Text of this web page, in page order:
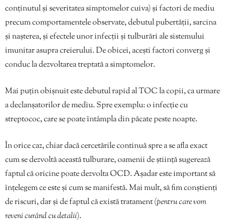
conținutul și severitatea simptomelor cuiva) și factori de mediu
precum comportamentele observate, debutul pubertății, sarcina
și nașterea, și efectele unor infecții și tulburări ale sistemului
imunitar asupra creierului. De obicei, acești factori converg și
conduc la dezvoltarea treptată a simptomelor.
Mai puțin obișnuit este debutul rapid al TOC la copii, ca urmare
a declanșatorilor de mediu. Spre exemplu: o infecție cu
streptococ, care se poate întâmpla din păcate peste noapte.
În orice caz, chiar dacă cercetările continuă spre a se afla exact
cum se dezvoltă această tulburare, oamenii de știință sugerează
faptul că oricine poate dezvolta OCD. Așadar este important să
înțelegem ce este și cum se manifestă. Mai mult, să fim conștienți
de riscuri, dar și de faptul că există tratament (pentru care vom
reveni curând cu detalii).